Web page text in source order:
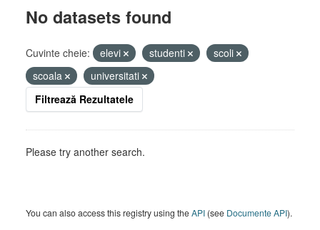
No datasets found
Cuvinte cheie: elevi studenti
scoli
scoala
universitati
Filtrează Rezultatele
Please try another search.
You can also access this registry using theAPI (see Documente API).